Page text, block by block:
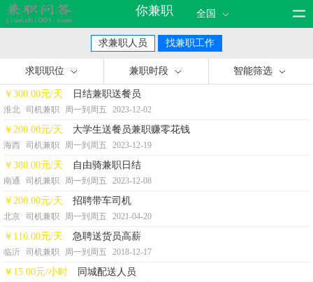
你兼职 全国
求兼职人员 找兼职工作
求职职位 兼职时段 智能筛选
￥300.00元/天 日结兼职送餐员
淮北 司机兼职 周一到周五 2023-12-02
￥200.00元/天 大学生送餐员兼职赚零花钱
海西 司机兼职 周一到周五 2023-12-19
￥380.00元/天 自由骑兼职日结
南通 司机兼职 周一到周五 2023-12-08
￥200.00元/天 招聘带车司机
北京 司机兼职 周一到周五 2021-04-20
￥116.00元/天 急聘送货员高薪
临沂 司机兼职 周一到周五 2018-12-17
￥15.00元/小时 同城配送人员